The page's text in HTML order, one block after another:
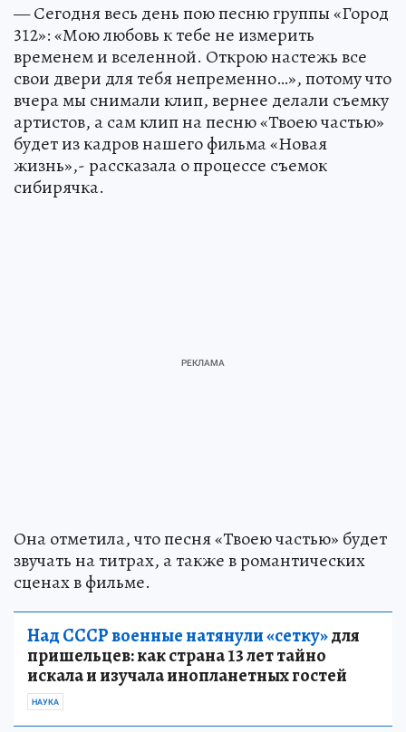
— Сегодня весь день пою песню группы «Город
312»: «Мою любовь к тебе не измерить
временем и вселенной. Открою настежь все
свои двери для тебя непременно…», потому что
вчера мы снимали клип, вернее делали съемку
артистов, а сам клип на песню «Твоею частью»
будет из кадров нашего фильма «Новая
жизнь»,- рассказала о процессе съемок
сибирячка.
Она отметила, что песня «Твоею частью» будет
звучать на титрах, а также в романтических
сценах в фильме.
Над СССР военные натянули «сетку»для
пришельцев: как страна 13 лет тайно
искала и изучала инопланетных гостей
НАУКА